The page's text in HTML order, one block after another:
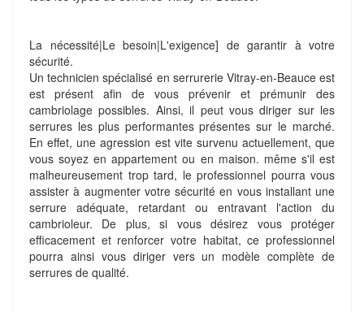
La nécessité|Le besoin|L'exigence] de garantir à votre
sécurité.
Un technicien spécialisé en serrurerie Vitray-en-Beauce est
est présent afin de vous prévenir et prémunir des
cambriolage possibles. Ainsi, il peut vous diriger sur les
serrures les plus performantes présentes sur le marché.
En effet, une agression est vite survenu actuellement, que
vous soyez en appartement ou en maison. même s'il est
malheureusement trop tard, le professionnel pourra vous
assister à augmenter votre sécurité en vous installant une
serrure adéquate, retardant ou entravant l'action du
cambrioleur. De plus, si vous désirez vous protéger
efficacement et renforcer votre habitat, ce professionnel
pourra ainsi vous diriger vers un modèle complète de
serrures de qualité.